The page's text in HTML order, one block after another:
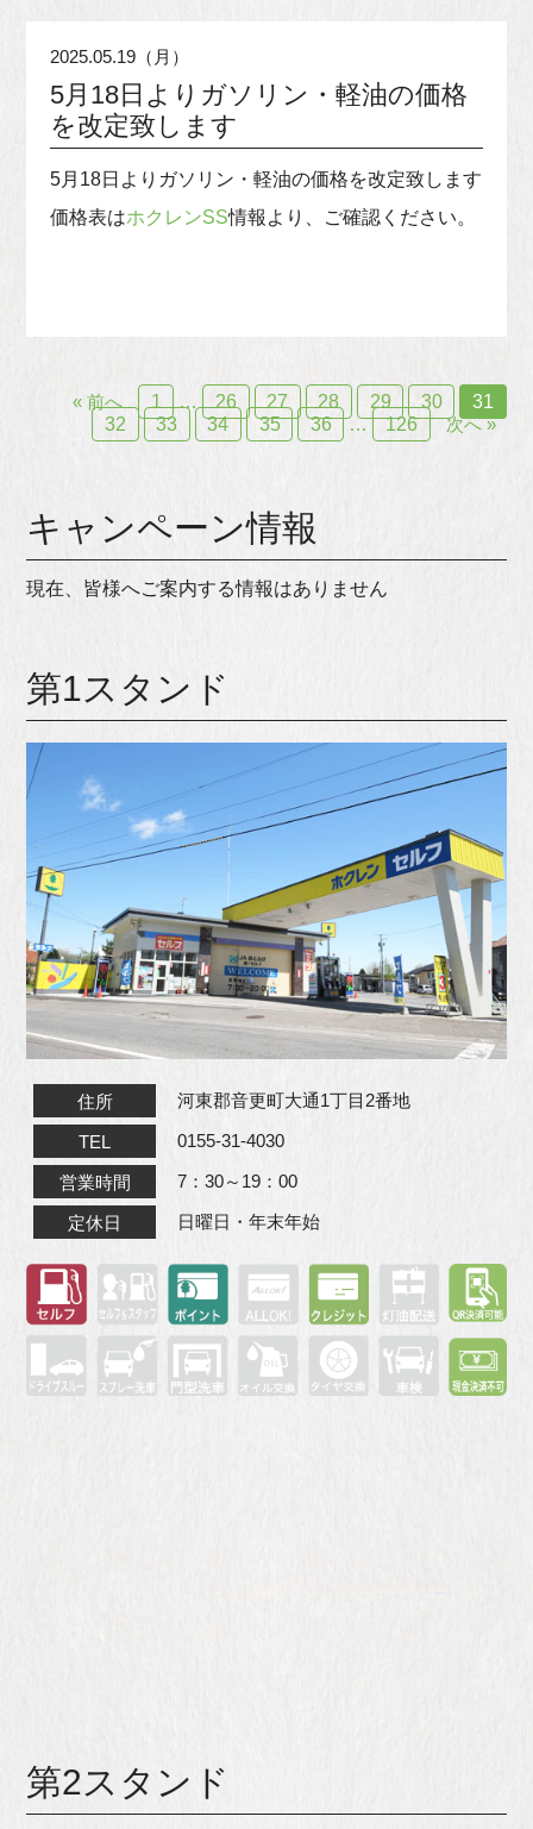
2025.05.19（月）
5月18日よりガソリン・軽油の価格
を改定致します
5月18日よりガソリン・軽油の価格を改定致します
価格表はホクレンSS情報より、ご確認ください。
« 前へ 1 … 26 27 28 29 30
31
32
33 34 35 36 … 126 次へ »
キャンペーン情報
現在、皆様へご案内する情報はありません
第1スタンド
住所 河東郡音更町大通1丁目2番地
TEL 0155-31-4030
営業時間 7：30～19：00
定休日 日曜日・年末年始
第2スタンド